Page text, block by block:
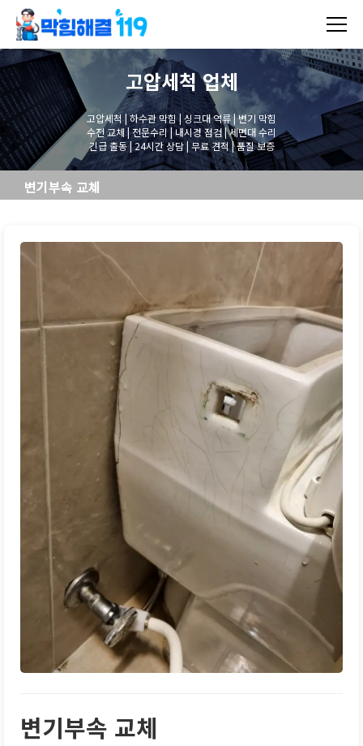
고압세척업체
고압세척 | 하수관 막힘 | 싱크대 역류 | 변기 막힘
수전 교체 | 전문수리 | 내시경 점검 | 세면대 수리
긴급 출동 | 24시간 상담 | 무료 견적 | 품질 보증
변기부속 교체
변기부속 교체